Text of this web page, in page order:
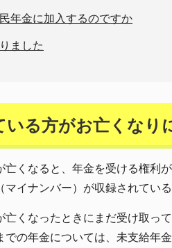
年金に加入するのですか
ました
いる方がお亡くなり
亡くなると、年金を受ける権利
イナンバー）が収録されてい
亡くなったときにまだ受け取っ
での年金については、未支給年